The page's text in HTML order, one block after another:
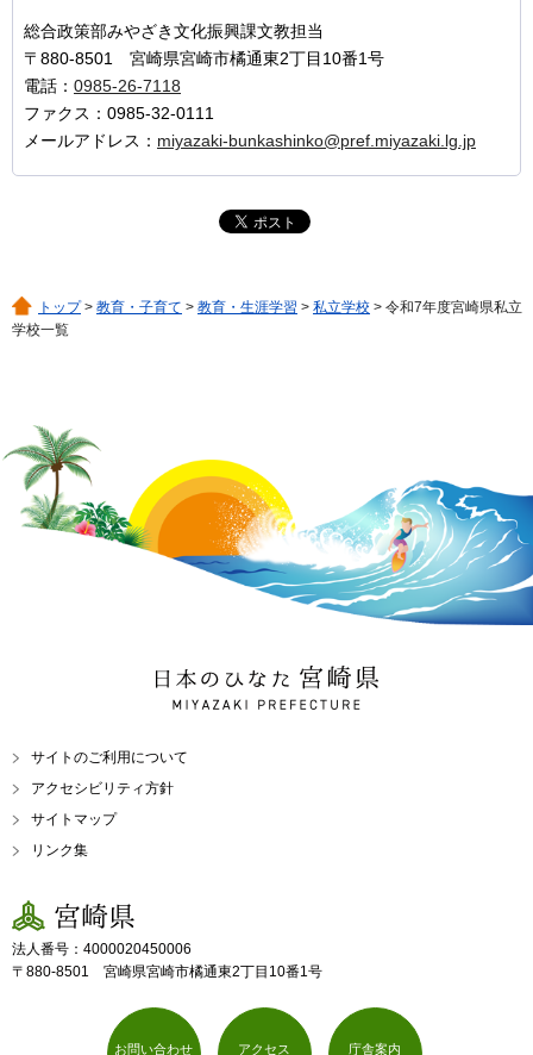
総合政策部みやざき文化振興課文教担当
〒880-8501 宮崎県宮崎市橘通東2丁目10番1号
電話： 0985-26-7118
ファクス：0985-32-0111
メールアドレス： miyazaki-bunkashinko@pref.miyazaki.lg.jp
トップ> 教育・子育て > 教育・生涯学習 > 私立学校 > 令和7年度宮崎県私立
学校一覧
日本のひなた 宮崎県
MIYAZAKI PREFECTURE
サイトのご利用について
アクセシビリティ方針
サイトマップ
リンク集
宮崎県
法人番号：4000020450006
〒880-8501 宮崎県宮崎市橘通東2丁目10番1号
お問い合わせ アクセス 庁舎案内